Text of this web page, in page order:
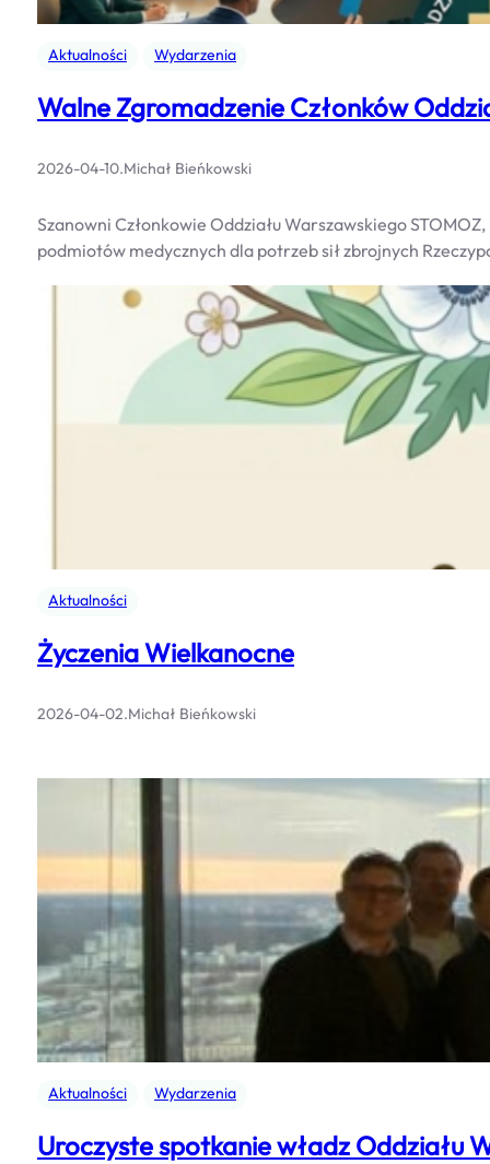
Aktualności Wydarzenia
Walne Zgromadzenie Członków
2026-04-10.Michał Bieńkowski
Szanowni Członkowie Oddziału Warszawskiego
podmiotów medycznych dla potrzeb sił zbrojnych
Aktualności
Życzenia Wielkanocne
2026-04-02.Michał Bieńkowski
Aktualności Wydarzenia
Uroczyste spotkanie władz Oddziału